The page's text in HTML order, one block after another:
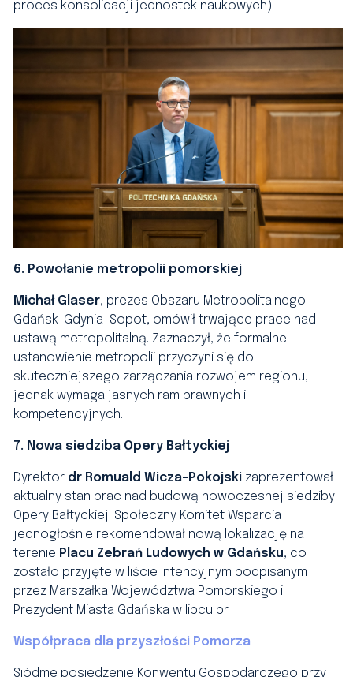
proces konsolidacji jednostek naukowych).
6. Powołanie metropolii pomorskiej
Michał Glaser, prezes Obszaru Metropolitalnego
Gdańsk–Gdynia–Sopot, omówił trwające prace nad
ustawą metropolitalną. Zaznaczył, że formalne
ustanowienie metropolii przyczyni się do
skuteczniejszego zarządzania rozwojem regionu,
jednak wymaga jasnych ram prawnych i
kompetencyjnych.
7. Nowa siedziba Opery Bałtyckiej
Dyrektor dr Romuald Wicza-Pokojski zaprezentował
aktualny stan prac nad budową nowoczesnej siedziby
Opery Bałtyckiej. Społeczny Komitet Wsparcia
jednogłośnie rekomendował nową lokalizację na
terenie Placu Zebrań Ludowych w Gdańsku, co
zostało przyjęte w liście intencyjnym podpisanym
przez Marszałka Województwa Pomorskiego i
Prezydent Miasta Gdańska w lipcu br.
Współpraca dla przyszłości Pomorza
Siódme posiedzenie Konwentu Gospodarczego przy